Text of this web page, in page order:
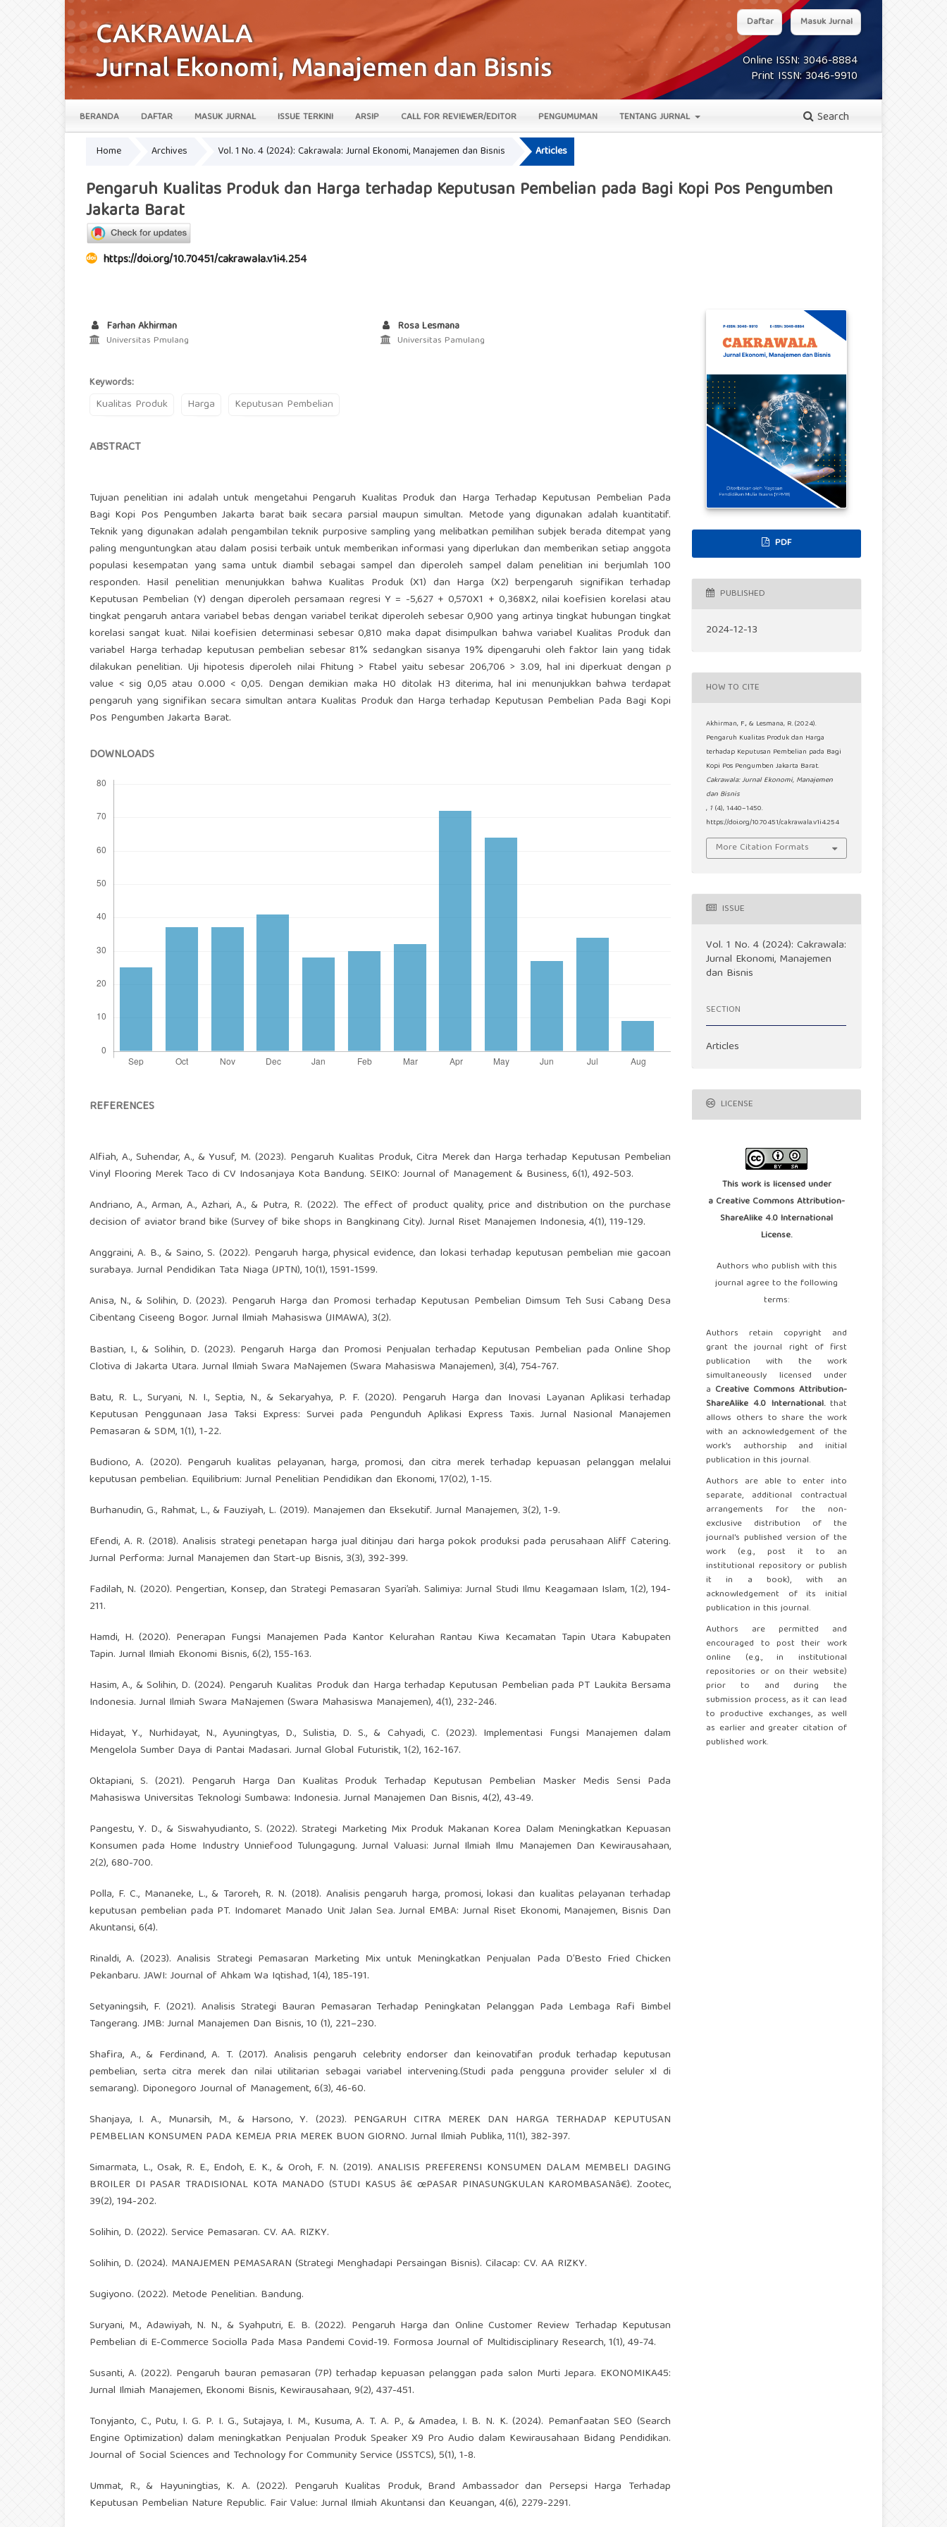
Online ISSN: 3046-8884
Print ISSN: 3046-9910
BERANDA DAFTAR MASUK JURNAL ISSUE TERKINI ARSIP CALL FOR REVIEWER/EDITOR PENGUMUMAN TENTANG JURNAL Search
Daftar Masuk Jurnal
Home Archives Vol. 1 No. 4 (2024): Cakrawala: Jurnal Ekonomi, Manajemen dan Bisnis Articles
Pengaruh Kualitas Produk dan Harga terhadap Keputusan Pembelian pada Bagi Kopi Pos Pengumben
Jakarta Barat
https://doi.org/10.70451/cakrawala.v1i4.254
Farhan Akhirman
Universitas Pmulang
Rosa Lesmana
Universitas Pamulang
Keywords:
Kualitas Produk Harga Keputusan Pembelian
ABSTRACT
Tujuan penelitian ini adalah untuk mengetahui Pengaruh Kualitas Produk dan Harga Terhadap Keputusan Pembelian Pada
Bagi Kopi Pos Pengumben Jakarta barat baik secara parsial maupun simultan. Metode yang digunakan adalah kuantitatif.
Teknik yang digunakan adalah pengambilan teknik purposive sampling yang melibatkan pemilihan subjek berada ditempat yang
paling menguntungkan atau dalam posisi terbaik untuk memberikan informasi yang diperlukan dan memberikan setiap anggota
populasi kesempatan yang sama untuk diambil sebagai sampel dan diperoleh sampel dalam penelitian ini berjumlah 100
responden. Hasil penelitian menunjukkan bahwa Kualitas Produk (X1) dan Harga (X2) berpengaruh signifikan terhadap
Keputusan Pembelian (Y) dengan diperoleh persamaan regresi Y = -5,627 + 0,570X1 + 0,368X2, nilai koefisien korelasi atau
tingkat pengaruh antara variabel bebas dengan variabel terikat diperoleh sebesar 0,900 yang artinya tingkat hubungan tingkat
korelasi sangat kuat. Nilai koefisien determinasi sebesar 0,810 maka dapat disimpulkan bahwa variabel Kualitas Produk dan
variabel Harga terhadap keputusan pembelian sebesar 81% sedangkan sisanya 19% dipengaruhi oleh faktor lain yang tidak
dilakukan penelitian. Uji hipotesis diperoleh nilai Fhitung > Ftabel yaitu sebesar 206,706 > 3.09, hal ini diperkuat dengan ρ
value < sig 0,05 atau 0.000 < 0,05. Dengan demikian maka H0 ditolak H3 diterima, hal ini menunjukkan bahwa terdapat
pengaruh yang signifikan secara simultan antara Kualitas Produk dan Harga terhadap Keputusan Pembelian Pada Bagi Kopi
Pos Pengumben Jakarta Barat.
DOWNLOADS
REFERENCES
Alfiah, A., Suhendar, A., & Yusuf, M. (2023). Pengaruh Kualitas Produk, Citra Merek dan Harga terhadap Keputusan Pembelian
Vinyl Flooring Merek Taco di CV Indosanjaya Kota Bandung. SEIKO: Journal of Management & Business, 6(1), 492-503.
Andriano, A., Arman, A., Azhari, A., & Putra, R. (2022). The effect of product quality, price and distribution on the purchase
decision of aviator brand bike (Survey of bike shops in Bangkinang City). Jurnal Riset Manajemen Indonesia, 4(1), 119-129.
Anggraini, A. B., & Saino, S. (2022). Pengaruh harga, physical evidence, dan lokasi terhadap keputusan pembelian mie gacoan
surabaya. Jurnal Pendidikan Tata Niaga (JPTN), 10(1), 1591-1599.
Anisa, N., & Solihin, D. (2023). Pengaruh Harga dan Promosi terhadap Keputusan Pembelian Dimsum Teh Susi Cabang Desa
Cibentang Ciseeng Bogor. Jurnal Ilmiah Mahasiswa (JIMAWA), 3(2).
Bastian, I., & Solihin, D. (2023). Pengaruh Harga dan Promosi Penjualan terhadap Keputusan Pembelian pada Online Shop
Clotiva di Jakarta Utara. Jurnal Ilmiah Swara MaNajemen (Swara Mahasiswa Manajemen), 3(4), 754-767.
Batu, R. L., Suryani, N. I., Septia, N., & Sekaryahya, P. F. (2020). Pengaruh Harga dan Inovasi Layanan Aplikasi terhadap
Keputusan Penggunaan Jasa Taksi Express: Survei pada Pengunduh Aplikasi Express Taxis. Jurnal Nasional Manajemen
Pemasaran & SDM, 1(1), 1-22.
Budiono, A. (2020). Pengaruh kualitas pelayanan, harga, promosi, dan citra merek terhadap kepuasan pelanggan melalui
keputusan pembelian. Equilibrium: Jurnal Penelitian Pendidikan dan Ekonomi, 17(02), 1-15.
Burhanudin, G., Rahmat, L., & Fauziyah, L. (2019). Manajemen dan Eksekutif. Jurnal Manajemen, 3(2), 1-9.
Efendi, A. R. (2018). Analisis strategi penetapan harga jual ditinjau dari harga pokok produksi pada perusahaan Aliff Catering.
Jurnal Performa: Jurnal Manajemen dan Start-up Bisnis, 3(3), 392-399.
Fadilah, N. (2020). Pengertian, Konsep, dan Strategi Pemasaran Syari’ah. Salimiya: Jurnal Studi Ilmu Keagamaan Islam, 1(2), 194-
211.
Hamdi, H. (2020). Penerapan Fungsi Manajemen Pada Kantor Kelurahan Rantau Kiwa Kecamatan Tapin Utara Kabupaten
Tapin. Jurnal Ilmiah Ekonomi Bisnis, 6(2), 155-163.
Hasim, A., & Solihin, D. (2024). Pengaruh Kualitas Produk dan Harga terhadap Keputusan Pembelian pada PT Laukita Bersama
Indonesia. Jurnal Ilmiah Swara MaNajemen (Swara Mahasiswa Manajemen), 4(1), 232-246.
Hidayat, Y., Nurhidayat, N., Ayuningtyas, D., Sulistia, D. S., & Cahyadi, C. (2023). Implementasi Fungsi Manajemen dalam
Mengelola Sumber Daya di Pantai Madasari. Jurnal Global Futuristik, 1(2), 162-167.
Oktapiani, S. (2021). Pengaruh Harga Dan Kualitas Produk Terhadap Keputusan Pembelian Masker Medis Sensi Pada
Mahasiswa Universitas Teknologi Sumbawa: Indonesia. Jurnal Manajemen Dan Bisnis, 4(2), 43-49.
Pangestu, Y. D., & Siswahyudianto, S. (2022). Strategi Marketing Mix Produk Makanan Korea Dalam Meningkatkan Kepuasan
Konsumen pada Home Industry Unniefood Tulungagung. Jurnal Valuasi: Jurnal Ilmiah Ilmu Manajemen Dan Kewirausahaan,
2(2), 680-700.
Polla, F. C., Mananeke, L., & Taroreh, R. N. (2018). Analisis pengaruh harga, promosi, lokasi dan kualitas pelayanan terhadap
keputusan pembelian pada PT. Indomaret Manado Unit Jalan Sea. Jurnal EMBA: Jurnal Riset Ekonomi, Manajemen, Bisnis Dan
Akuntansi, 6(4).
Rinaldi, A. (2023). Analisis Strategi Pemasaran Marketing Mix untuk Meningkatkan Penjualan Pada D’Besto Fried Chicken
Pekanbaru. JAWI: Journal of Ahkam Wa Iqtishad, 1(4), 185-191.
Setyaningsih, F. (2021). Analisis Strategi Bauran Pemasaran Terhadap Peningkatan Pelanggan Pada Lembaga Rafi Bimbel
Tangerang. JMB: Jurnal Manajemen Dan Bisnis, 10 (1), 221–230.
Shafira, A., & Ferdinand, A. T. (2017). Analisis pengaruh celebrity endorser dan keinovatifan produk terhadap keputusan
pembelian, serta citra merek dan nilai utilitarian sebagai variabel intervening.(Studi pada pengguna provider seluler xl di
semarang). Diponegoro Journal of Management, 6(3), 46-60.
Shanjaya, I. A., Munarsih, M., & Harsono, Y. (2023). PENGARUH CITRA MEREK DAN HARGA TERHADAP KEPUTUSAN
PEMBELIAN KONSUMEN PADA KEMEJA PRIA MEREK BUON GIORNO. Jurnal Ilmiah Publika, 11(1), 382-397.
Simarmata, L., Osak, R. E., Endoh, E. K., & Oroh, F. N. (2019). ANALISIS PREFERENSI KONSUMEN DALAM MEMBELI DAGING
BROILER DI PASAR TRADISIONAL KOTA MANADO (STUDI KASUS â€ œPASAR PINASUNGKULAN KAROMBASANâ€). Zootec,
39(2), 194-202.
Solihin, D. (2022). Service Pemasaran. CV. AA. RIZKY.
Solihin, D. (2024). MANAJEMEN PEMASARAN (Strategi Menghadapi Persaingan Bisnis). Cilacap: CV. AA RIZKY.
Sugiyono. (2022). Metode Penelitian. Bandung.
Suryani, M., Adawiyah, N. N., & Syahputri, E. B. (2022). Pengaruh Harga dan Online Customer Review Terhadap Keputusan
Pembelian di E-Commerce Sociolla Pada Masa Pandemi Covid-19. Formosa Journal of Multidisciplinary Research, 1(1), 49-74.
Susanti, A. (2022). Pengaruh bauran pemasaran (7P) terhadap kepuasan pelanggan pada salon Murti Jepara. EKONOMIKA45:
Jurnal Ilmiah Manajemen, Ekonomi Bisnis, Kewirausahaan, 9(2), 437-451.
Tonyjanto, C., Putu, I. G. P. I. G., Sutajaya, I. M., Kusuma, A. T. A. P., & Amadea, I. B. N. K. (2024). Pemanfaatan SEO (Search
Engine Optimization) dalam meningkatkan Penjualan Produk Speaker X9 Pro Audio dalam Kewirausahaan Bidang Pendidikan.
Journal of Social Sciences and Technology for Community Service (JSSTCS), 5(1), 1-8.
Ummat, R., & Hayuningtias, K. A. (2022). Pengaruh Kualitas Produk, Brand Ambassador dan Persepsi Harga Terhadap
Keputusan Pembelian Nature Republic. Fair Value: Jurnal Ilmiah Akuntansi dan Keuangan, 4(6), 2279-2291.
PDF
PUBLISHED
2024-12-13
HOW TO CITE
Akhirman, F., & Lesmana, R. (2024).
Pengaruh Kualitas Produk dan Harga
terhadap Keputusan Pembelian pada Bagi
Kopi Pos Pengumben Jakarta Barat.
Cakrawala: Jurnal Ekonomi, Manajemen
dan Bisnis
, 1 (4), 1440–1450.
https://doi.org/10.70451/cakrawala.v1i4.254
More Citation Formats
ISSUE
Vol. 1 No. 4 (2024): Cakrawala:
Jurnal Ekonomi, Manajemen
dan Bisnis
SECTION
Articles
LICENSE
This work is licensed under
a Creative Commons Attribution-
ShareAlike 4.0 International
License.
Authors who publish with this
journal agree to the following
terms:
Authors retain copyright and
grant the journal right of first
publication with the work
simultaneously licensed under
a Creative Commons Attribution-
ShareAlike 4.0 International.that
allows others to share the work
with an acknowledgement of the
work's authorship and initial
publication in this journal.
Authors are able to enter into
separate, additional contractual
arrangements for the non-
exclusive distribution of the
journal's published version of the
work (e.g., post it to an
institutional repository or publish
it in a book), with an
acknowledgement of its initial
publication in this journal.
Authors are permitted and
encouraged to post their work
online (e.g., in institutional
repositories or on their website)
prior to and during the
submission process, as it can lead
to productive exchanges, as well
as earlier and greater citation of
published work.